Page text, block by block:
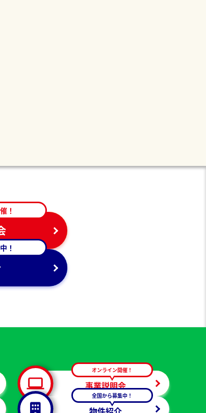
！
！
事業説明会
オンライン開催！
全国から募集中！